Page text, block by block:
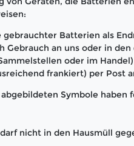
gebrauchter Batterien als
Gebrauch an uns oder in
oder im
frankiert) per Post
Symbole haben
nicht in den Hausmüll